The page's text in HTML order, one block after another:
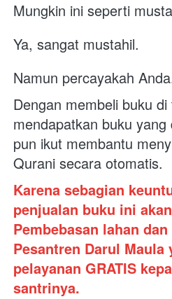
Mungkin ini seperti
Ya, sangat mustahil.
Namun percayakah
Dengan membeli buku
mendapatkan buku
pun ikut membantu
Qurani secara otomatis.
Karena sebagian
penjualan buku ini
Pembebasan lahan
Pesantren Darul Maula
pelayanan GRATIS
santrinya.